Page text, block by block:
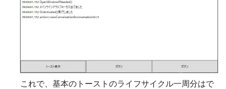
これで、基本のトーストのライフサイクル一周分はで